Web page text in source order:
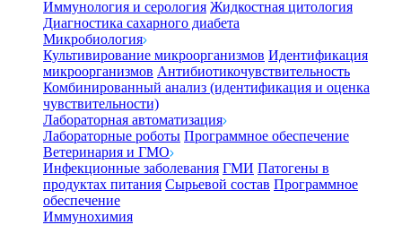
Иммунология и серология Жидкостная цитология
Диагностика сахарного диабета
Микробиология
Культивирование микроорганизмов Идентификация
микроорганизмов Антибиотикочувствительность
Комбинированный анализ (идентификация и оценка
чувствительности)
Лабораторная автоматизация
Лабораторные роботы Программное обеспечение
Ветеринария и ГМО
Инфекционные заболевания ГМИ Патогены в
продуктах питания Сырьевой состав Программное
обеспечение
Иммунохимия